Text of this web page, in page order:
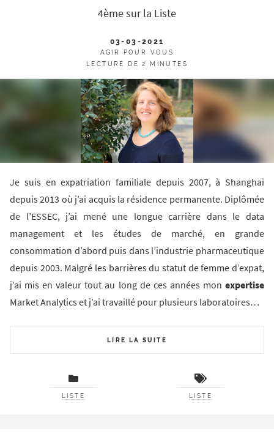
4ème sur la Liste
03-03-2021
AGIR POUR VOUS
LECTURE DE 2 MINUTES
Je suis en expatriation familiale depuis 2007, à Shanghai
depuis 2013 où j’ai acquis la résidence permanente. Diplômée
de l’ESSEC, j’ai mené une longue carrière dans le data
management et les études de marché, en grande
consommation d’abord puis dans l’industrie pharmaceutique
depuis 2003. Malgré les barrières du statut de femme d’expat,
j’ai mis en valeur tout au long de ces années mon expertise
Market Analytics et j’ai travaillé pour plusieurs laboratoires…
LIRE LA SUITE
LISTE LISTE